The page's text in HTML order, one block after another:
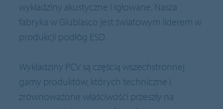
wykładziny akustyczne i igłowane. Nasza
fabryka w Giubiasco jest światowym liderem w
produkcji podłóg ESD.
Wykładziny PCV są częścią wszechstronnej
gamy produktów, których techniczne i
zrównoważone właściwości przeszły na